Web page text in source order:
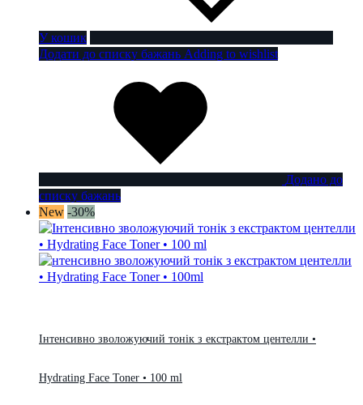
У кошик
Додати до списку бажань Adding to wishlist
Додано до
списку бажань
New -30%
Інтенсивно зволожуючий тонік з екстрактом центелли •
Hydrating Face Toner • 100 ml